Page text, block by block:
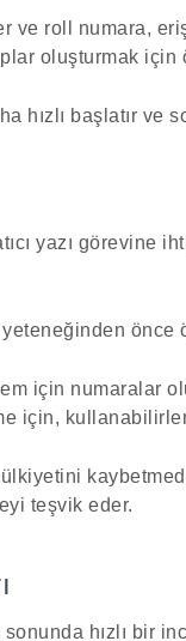
ve roll numara,
oluşturmak için
hızlı başlatır ve
yazı görevine
önce
için numaralar
için,
teşvik eder.
hızlı bir